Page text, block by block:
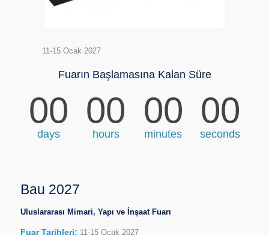
11-15 Ocak 2027
Fuarın Başlamasına Kalan Süre
00
days
00
hours
00
minutes
00
seconds
Bau 2027
Uluslararası Mimari, Yapı ve İnşaat Fuarı
Fuar Tarihleri: 11-15 Ocak 2027